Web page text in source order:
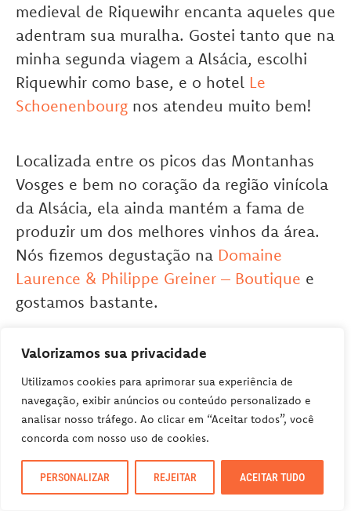
Valorizamos sua privacidade
Utilizamos cookies para aprimorar sua experiência de
navegação, exibir anúncios ou conteúdo personalizado e
analisar nosso tráfego. Ao clicar em “Aceitar todos”, você
concorda com nosso uso de cookies.
PERSONALIZAR REJEITAR ACEITAR TUDO
medieval de Riquewihr encanta aqueles que
adentram sua muralha. Gostei tanto que na
minha segunda viagem a Alsácia, escolhi
Riquewhir como base, e o hotel Le
Schoenenbourg nos atendeu muito bem!
Localizada entre os picos das Montanhas
Vosges e bem no coração da região vinícola
da Alsácia, ela ainda mantém a fama de
produzir um dos melhores vinhos da área.
Nós fizemos degustação na Domaine
Laurence & Philippe Greiner – Boutique e
gostamos bastante.
Riquewihr é famosa por suas casas
enxaimel datadas dos séculos XV e VXIII e o
dolder (Torre de defesa do século XIII), sem
dúvida, um museu a céu aberto.
Durante a primavera e o verão ela fica cheia